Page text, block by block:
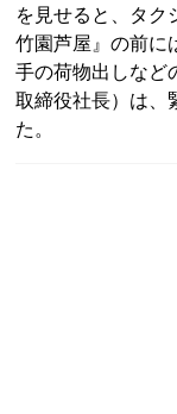
を見せると、タク
竹園芦屋』の前に
手の荷物出しなど
取締役社長）は、
た。